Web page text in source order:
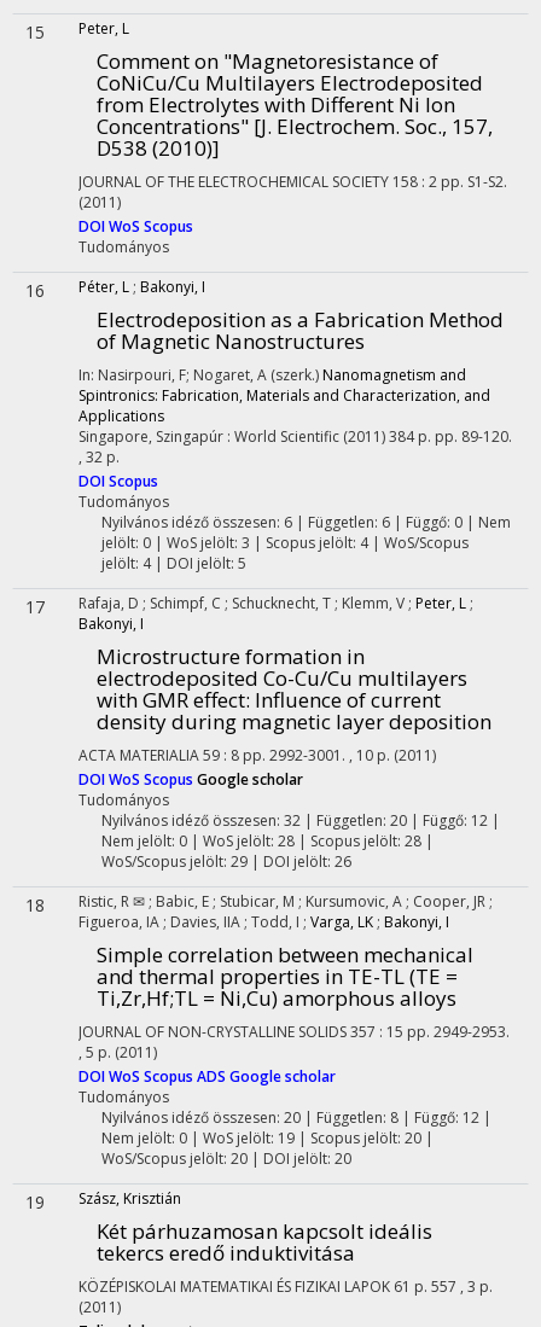
15 Peter, L
Comment on "Magnetoresistance of
CoNiCu/Cu Multilayers Electrodeposited
from Electrolytes with Different Ni Ion
Concentrations" [J. Electrochem. Soc., 157,
D538 (2010)]
JOURNAL OF THE ELECTROCHEMICAL SOCIETY 158 : 2 pp. S1-S2.
(2011)
DOIWoS Scopus
Tudományos
16 Péter, L ; Bakonyi, I
Electrodeposition as a Fabrication Method
of Magnetic Nanostructures
In: Nasirpouri, F; Nogaret, A (szerk.) Nanomagnetism and
Spintronics: Fabrication, Materials and Characterization, and
Applications
Singapore, Szingapúr : World Scientific (2011)384 p. pp. 89-120.
, 32 p.
DOIScopus
Tudományos
Nyilvános idéző összesen: 6| Független: 6 | Függő: 0 | Nem
jelölt: 0 | WoS jelölt: 3 | Scopus jelölt: 4 | WoS/Scopus
jelölt: 4 | DOI jelölt: 5
17 Rafaja, D ; Schimpf, C ; Schucknecht, T ; Klemm, V ; Peter, L ;
Bakonyi, I
Microstructure formation in
electrodeposited Co-Cu/Cu multilayers
with GMR effect: Influence of current
density during magnetic layer deposition
ACTA MATERIALIA59 : 8 pp. 2992-3001. , 10 p. (2011)
DOIWoS Scopus Google scholar
Tudományos
Nyilvános idéző összesen: 32| Független: 20 | Függő: 12 |
Nem jelölt: 0 | WoS jelölt: 28 | Scopus jelölt: 28 |
WoS/Scopus jelölt: 29 | DOI jelölt: 26
18 Ristic, R ✉ ; Babic, E ; Stubicar, M ; Kursumovic, A ; Cooper, JR ;
Figueroa, IA ; Davies, IIA ; Todd, I ; Varga, LK ; Bakonyi, I
Simple correlation between mechanical
and thermal properties in TE-TL (TE =
Ti,Zr,Hf;TL = Ni,Cu) amorphous alloys
JOURNAL OF NON-CRYSTALLINE SOLIDS357 : 15 pp. 2949-2953.
, 5 p. (2011)
DOIWoS Scopus ADS Google scholar
Tudományos
Nyilvános idéző összesen: 20| Független: 8 | Függő: 12 |
Nem jelölt: 0 | WoS jelölt: 19 | Scopus jelölt: 20 |
WoS/Scopus jelölt: 20 | DOI jelölt: 20
19 Szász, Krisztián
Két párhuzamosan kapcsolt ideális
tekercs eredő induktivitása
KÖZÉPISKOLAI MATEMATIKAI ÉS FIZIKAI LAPOK 61 p. 557 , 3 p.
(2011)